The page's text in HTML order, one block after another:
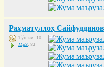
Раҳматуллоҳ Сайфуддинов
Тўплам: 10
Mp3: 82